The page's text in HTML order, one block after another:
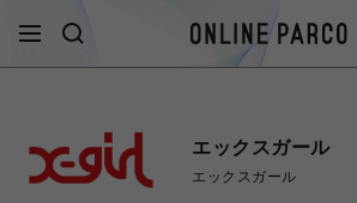
エックスガール
エックスガール